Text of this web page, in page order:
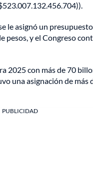
le asignó un
y el Congreso
2025 con más de 70
una asignación de más
PUBLICIDAD